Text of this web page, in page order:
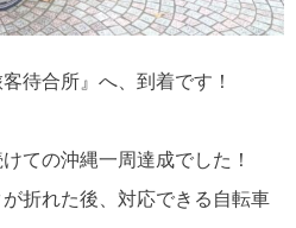
待合所』へ、到着です！
ての沖縄一周達成でした！
折れた後、対応できる自転車